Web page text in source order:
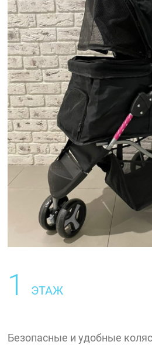
1 ЭТАЖ
Безопасные и удобные